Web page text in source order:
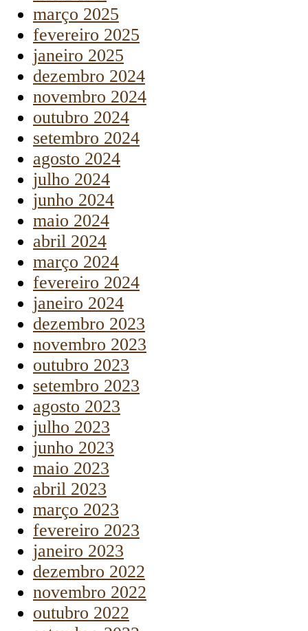
março 2025
fevereiro 2025
janeiro 2025
dezembro 2024
novembro 2024
outubro 2024
setembro 2024
agosto 2024
julho 2024
junho 2024
maio 2024
abril 2024
março 2024
fevereiro 2024
janeiro 2024
dezembro 2023
novembro 2023
outubro 2023
setembro 2023
agosto 2023
julho 2023
junho 2023
maio 2023
abril 2023
março 2023
fevereiro 2023
janeiro 2023
dezembro 2022
novembro 2022
outubro 2022